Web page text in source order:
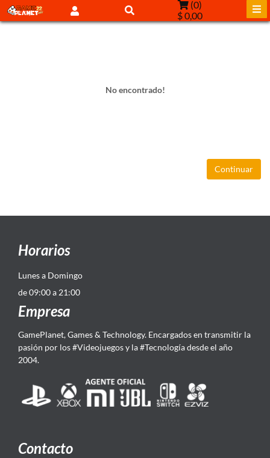
(0)
$ 0,00
No encontrado!
Continuar
Horarios
Lunes a Domingo
de 09:00 a 21:00
Empresa
GamePlanet, Games & Technology. Encargados en transmitir la
pasión por los #Videojuegos y la #Tecnología desde el año
2004.
Contacto